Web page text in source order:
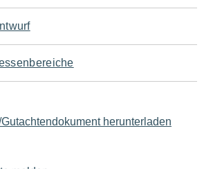
herunterladen